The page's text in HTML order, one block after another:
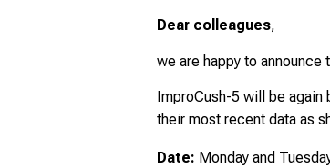
Dear colleagues,
we are happy to announce
ImproCush-5 will be again
their most recent data as
Date: Monday and